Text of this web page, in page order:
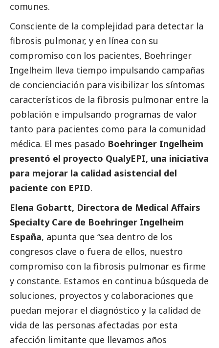
comunes.
Consciente de la complejidad para detectar la
fibrosis pulmonar, y en línea con su
compromiso con los pacientes, Boehringer
Ingelheim lleva tiempo impulsando campañas
de concienciación para visibilizar los síntomas
característicos de la fibrosis pulmonar entre la
población e impulsando programas de valor
tanto para pacientes como para la comunidad
médica. El mes pasado Boehringer Ingelheim
presentó el proyecto QualyEPI, una iniciativa
para mejorar la calidad asistencial del
paciente con EPID.
Elena Gobartt, Directora de Medical Affairs
Specialty Care de Boehringer Ingelheim
España, apunta que “sea dentro de los
congresos clave o fuera de ellos, nuestro
compromiso con la fibrosis pulmonar es firme
y constante. Estamos en continua búsqueda de
soluciones, proyectos y colaboraciones que
puedan mejorar el diagnóstico y la calidad de
vida de las personas afectadas por esta
afección limitante que llevamos años